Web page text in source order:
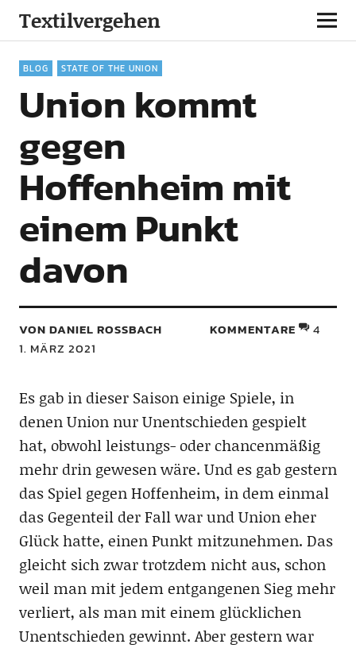
Textilvergehen
BLOG STATE OF THE UNION
Union kommt
gegen
Hoffenheim mit
einem Punkt
davon
VON DANIEL ROSSBACH
1. MÄRZ 2021
KOMMENTARE 4
Es gab in dieser Saison einige Spiele, in
denen Union nur Unentschieden gespielt
hat, obwohl leistungs- oder chancenmäßig
mehr drin gewesen wäre. Und es gab gestern
das Spiel gegen Hoffenheim, in dem einmal
das Gegenteil der Fall war und Union eher
Glück hatte, einen Punkt mitzunehmen. Das
gleicht sich zwar trotzdem nicht aus, schon
weil man mit jedem entgangenen Sieg mehr
verliert, als man mit einem glücklichen
Unentschieden gewinnt. Aber gestern war